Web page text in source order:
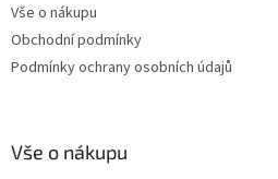
Vše o nákupu
Obchodní podmínky
Podmínky ochrany osobních údajů
Vše o nákupu